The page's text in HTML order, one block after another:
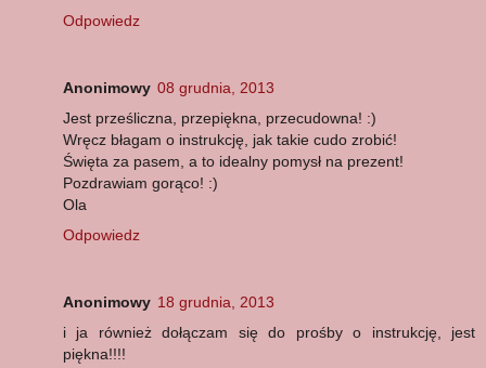
Odpowiedz
Anonimowy 08 grudnia, 2013
Jest prześliczna, przepiękna, przecudowna! :)
Wręcz błagam o instrukcję, jak takie cudo zrobić!
Święta za pasem, a to idealny pomysł na prezent!
Pozdrawiam gorąco! :)
Ola
Odpowiedz
Anonimowy 18 grudnia, 2013
i ja również dołączam się do prośby o instrukcję, jest
piękna!!!!